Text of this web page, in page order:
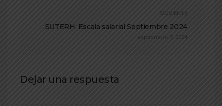
SIGUIENTE
SUTERH: Escala salarial Septiembre 2024
septiembre 3, 2024
Dejar una respuesta